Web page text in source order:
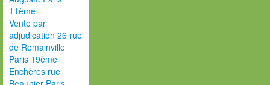
11ème
Vente par
adjudication 26 rue
de Romainville
Paris 19ème
Enchères rue